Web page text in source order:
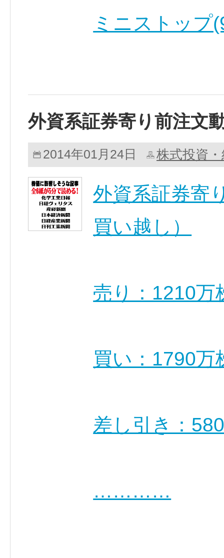
ミニストッ
外資系証券寄り前注文
2014年01月24日 株式投資
外資系証券寄
買い越し）
売り：1210万
買い：1790万
差し引き：
…………